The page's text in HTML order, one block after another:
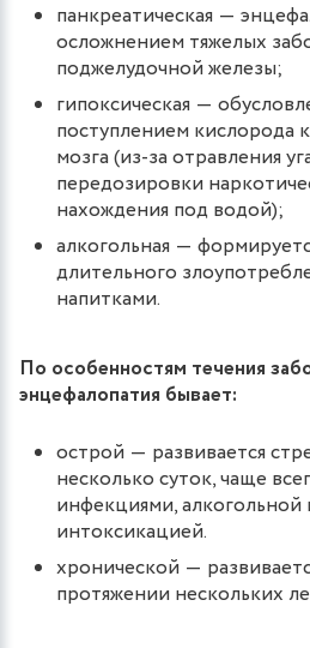
панкреатическая ―
осложнением тяжелых
поджелудочной железы;
гипоксическая ―
поступлением кислорода
мозга (из-за отравления
передозировки
нахождения под водой);
алкогольная ―
длительного
напитками.
По особенностям течения
энцефалопатия бывает:
острой ― развивается
несколько суток, чаще
инфекциями,
интоксикацией.
хронической ―
протяжении нескольких